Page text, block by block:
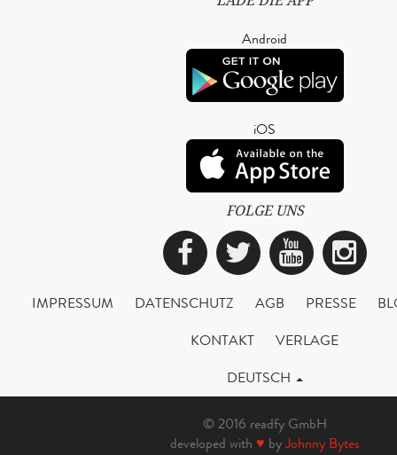
Android
iOS
FOLGE UNS
Facebook
Twitter
IMPRESSUM DATENSCHUTZ AGB PRESSE
KONTAKT
VERLAGE
DEUTSCH
© 2016 readfy GmbH
developed with ♥ byJohnny Bytes